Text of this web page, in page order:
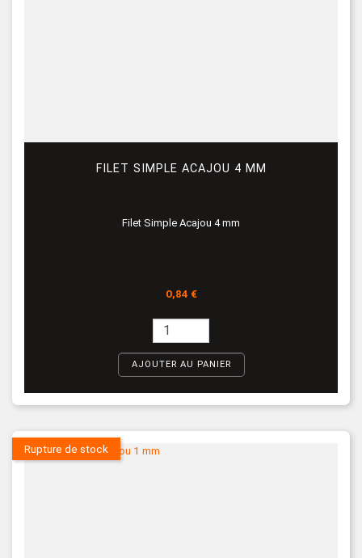
FILET SIMPLE ACAJOU 4 MM
Filet Simple Acajou 4 mm
Prix
0,84 €
AJOUTER AU PANIER
Rupture de stock